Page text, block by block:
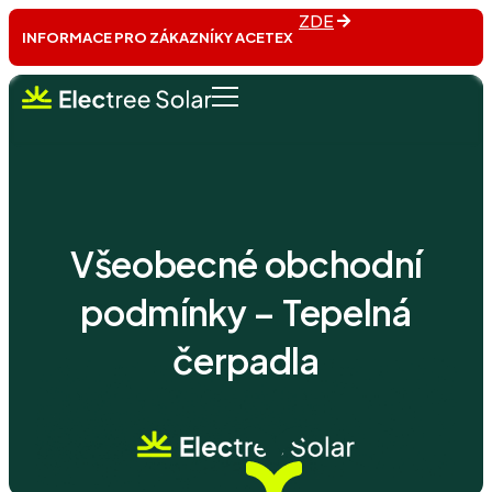
INFORMACE PRO ZÁKAZNÍKY ACETEX
ZDE
Všeobecné obchodní
podmínky – Tepelná
čerpadla